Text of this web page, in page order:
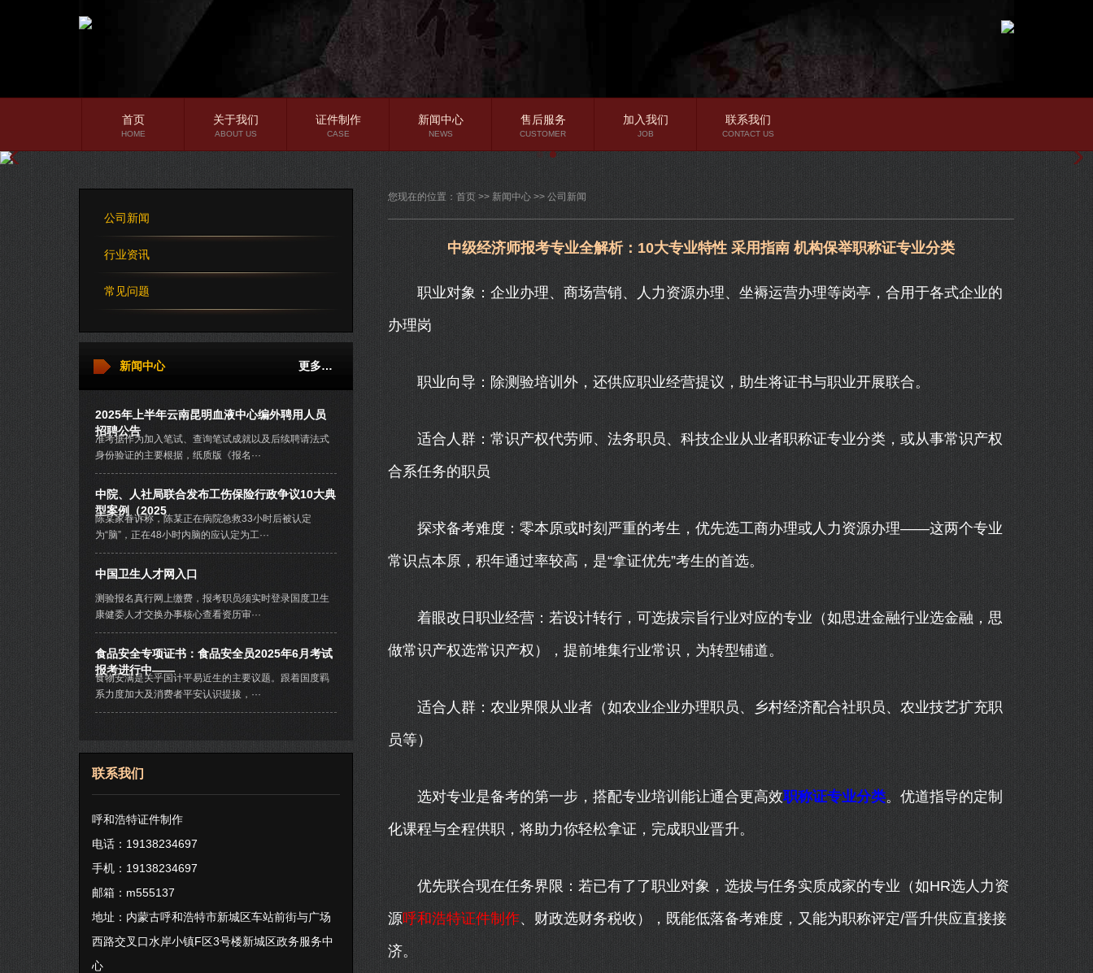
行业资讯
常见问题
首页
HOME
关于我们
ABOUT US
证件制作
CASE
新闻中心
NEWS
售后服务
CUSTOMER
加入我们
JOB
联系我们
CONTACT US
公司新闻
行业资讯
常见问题
更多…
新闻中心
2025年上半年云南昆明血液中心编外聘用人员
招聘公告
准考据作为加入笔试、查询笔试成就以及后续聘请法式
身份验证的主要根据，纸质版《报名···
中院、人社局联合发布工伤保险行政争议10大典
型案例（2025
陈某家眷诉称，陈某正在病院急救33小时后被认定
为“脑”，正在48小时内脑的应认定为工···
中国卫生人才网入口
测验报名真行网上缴费，报考职员须实时登录国度卫生
康健委人才交换办事核心查看资历审···
食品安全专项证书：食品安全员2025年6月考试
报考进行中——
食物安满是关乎国计平易近生的主要议题。跟着国度羁
系力度加大及消费者平安认识提拔，···
联系我们
呼和浩特证件制作
电话：19138234697
手机：19138234697
邮箱：m555137
地址：内蒙古呼和浩特市新城区车站前街与广场
西路交叉口水岸小镇F区3号楼新城区政务服务中
心
您现在的位置： 首页 >> 新闻中心 >> 公司新闻
中级经济师报考专业全解析：10大专业特性 采用指南 机构保举职称证专业分类
职业对象：企业办理、商场营销、人力资源办理、坐褥运营办理等岗亭，合用于各式企业的
办理岗
职业向导：除测验培训外，还供应职业经营提议，助生将证书与职业开展联合。
适合人群：常识产权代劳师、法务职员、科技企业从业者职称证专业分类，或从事常识产权
合系任务的职员
探求备考难度：零本原或时刻严重的考生，优先选工商办理或人力资源办理——这两个专业
常识点本原，积年通过率较高，是“拿证优先”考生的首选。
着眼改日职业经营：若设计转行，可选拔宗旨行业对应的专业（如思进金融行业选金融，思
做常识产权选常识产权），提前堆集行业常识，为转型铺道。
适合人群：农业界限从业者（如农业企业办理职员、乡村经济配合社职员、农业技艺扩充职
员等）
选对专业是备考的第一步，搭配专业培训能让通合更高效职称证专业分类。优道指导的定制
化课程与全程供职，将助力你轻松拿证，完成职业晋升。
优先联合现在任务界限：若已有了了职业对象，选拔与任务实质成家的专业（如HR选人力资
源呼和浩特证件制作、财政选财务税收），既能低落备考难度，又能为职称评定/晋升供应直接接
济。